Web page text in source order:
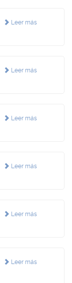
Leer más
Leer más
Leer más
Leer más
Leer más
Leer más